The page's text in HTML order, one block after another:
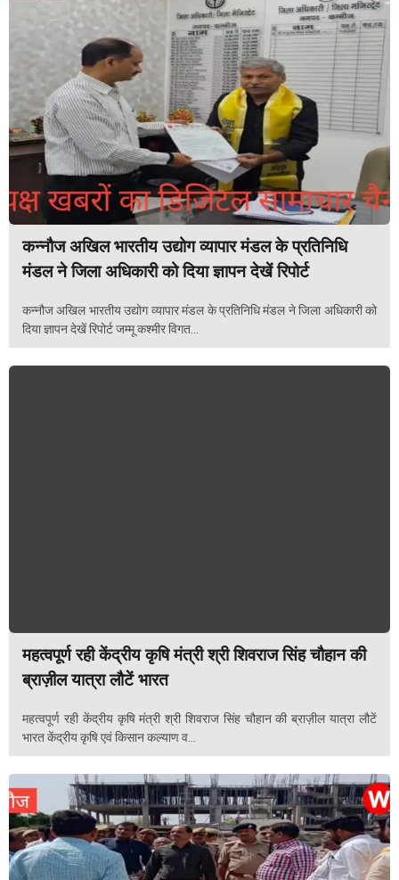
कन्नौज अखिल भारतीय उद्योग व्यापार मंडल के प्रतिनिधि
मंडल ने जिला अधिकारी को दिया ज्ञापन देखें रिपोर्ट
कन्नौज अखिल भारतीय उद्योग व्यापार मंडल के प्रतिनिधि मंडल ने जिला अधिकारी को
दिया ज्ञापन देखें रिपोर्ट जम्मू कश्मीर विगत...
महत्वपूर्ण रही केंद्रीय कृषि मंत्री श्री शिवराज सिंह चौहान की
ब्राज़ील यात्रा लौटें भारत
महत्वपूर्ण रही केंद्रीय कृषि मंत्री श्री शिवराज सिंह चौहान की ब्राज़ील यात्रा लौटें
भारत केंद्रीय कृषि एवं किसान कल्याण व...